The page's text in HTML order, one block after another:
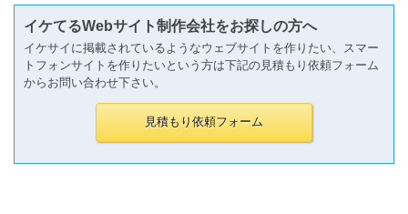
イケてるWebサイト制作会社をお探しの方へ
イケサイに掲載されているようなウェブサイトを作りたい、スマー
トフォンサイトを作りたいという方は下記の見積もり依頼フォーム
からお問い合わせ下さい。